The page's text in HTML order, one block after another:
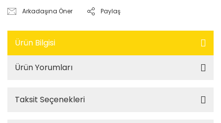
Arkadaşına Öner Paylaş
Ürün Bilgisi
Ürün Yorumları
Taksit Seçenekleri